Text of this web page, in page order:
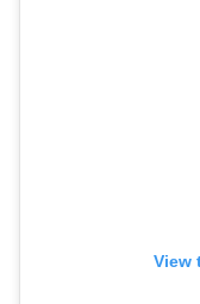
View